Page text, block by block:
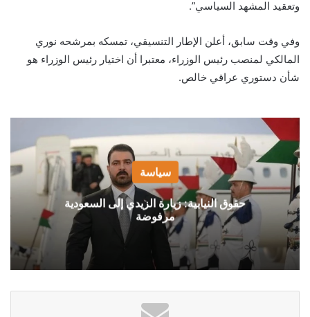
وتعقيد المشهد السياسي”.
وفي وقت سابق، أعلن الإطار التنسيقي، تمسكه بمرشحه نوري
المالكي لمنصب رئيس الوزراء، معتبرا أن اختيار رئيس الوزراء هو
شأن دستوري عراقي خالص.
سياسة
حقوق النيابية: زيارة الزيدي إلى السعودية
مرفوضة